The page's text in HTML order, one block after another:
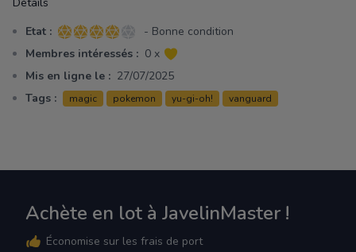
Etat : 4 sur 5 étoiles
- Bonne condition
Membres intéressés : 0 x
Mis en ligne le : 27/07/2025
Tags :
magic pokemon yu-gi-oh! vanguard
Achète en lot à JavelinMaster !
Économise sur les frais de port